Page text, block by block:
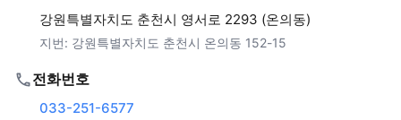
강원특별자치도 춘천시 영서로 2293 (온의동)
지번: 강원특별자치도 춘천시 온의동 152-15
전화번호
033-251-6577